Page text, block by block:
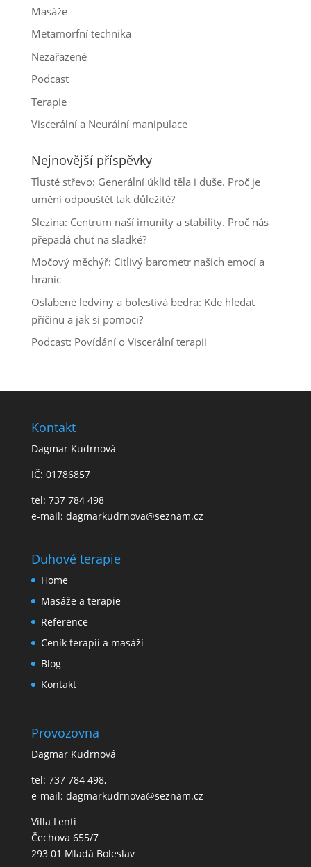
Masáže
Metamorfní technika
Nezařazené
Podcast
Terapie
Viscerální a Neurální manipulace
Nejnovější příspěvky
Tlusté střevo: Generální úklid těla i duše. Proč je
umění odpouštět tak důležité?
Slezina: Centrum naší imunity a stability. Proč nás
přepadá chuť na sladké?
Močový měchýř: Citlivý barometr našich emocí a
hranic
Oslabené ledviny a bolestivá bedra: Kde hledat
příčinu a jak si pomoci?
Podcast: Povídání o Viscerální terapii
Kontakt
Dagmar Kudrnová
IČ: 01786857
tel: 737 784 498
e-mail: dagmarkudrnova@seznam.cz
Duhové terapie
Home
Masáže a terapie
Reference
Ceník terapií a masáží
Blog
Kontakt
Provozovna
Dagmar Kudrnová
tel: 737 784 498,
e-mail: dagmarkudrnova@seznam.cz
Villa Lenti
Čechova 655/7
293 01 Mladá Boleslav